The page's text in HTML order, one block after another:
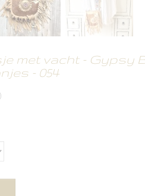
met vacht - Gypsy
- 054